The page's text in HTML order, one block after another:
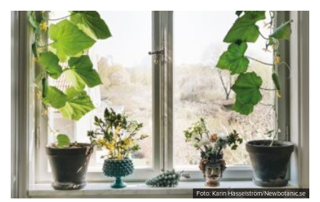
Foto: Karin Hasselström/Newbotanic.se